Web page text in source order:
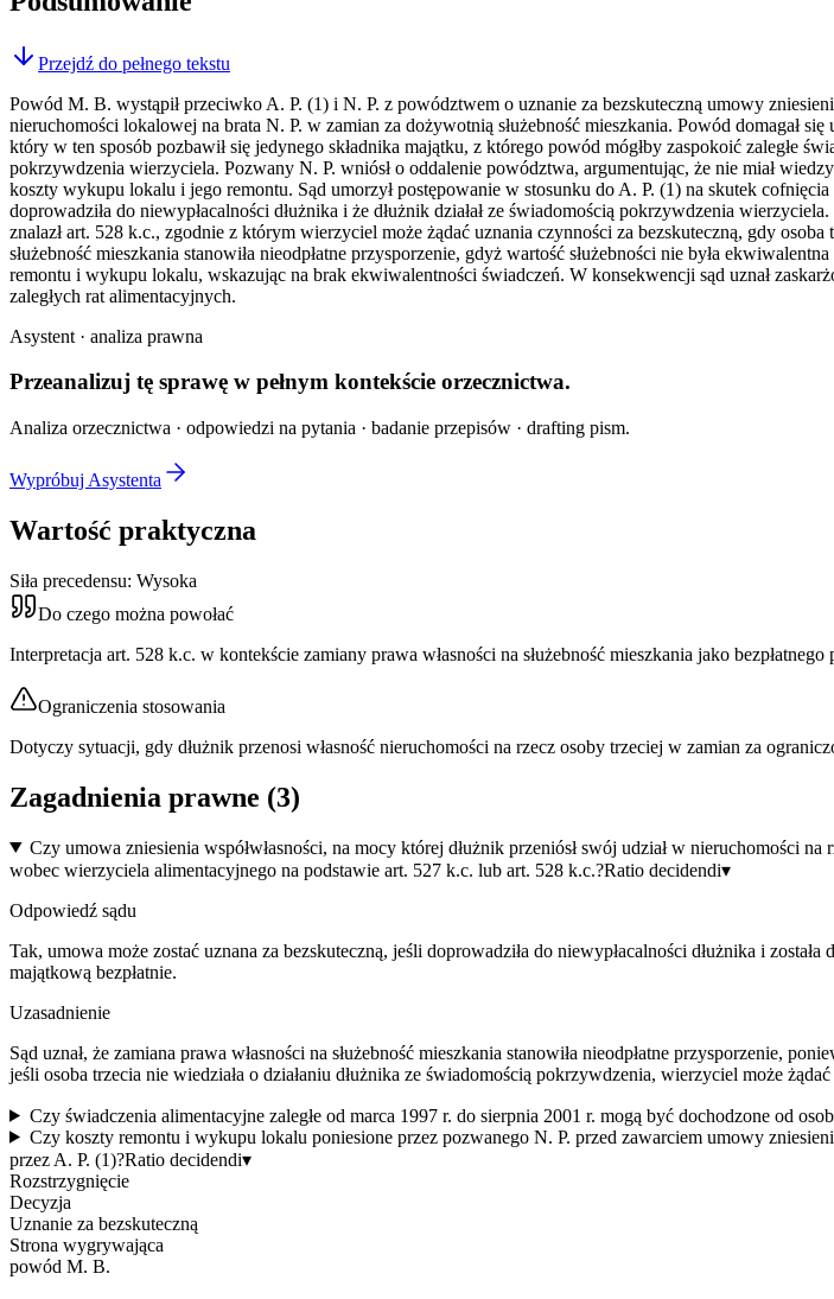
Przejdź do pełnego tekstu
Powód M. B. wystąpił przeciwko A. P. (1) i N. P. z powództwem o uznanie za bezskuteczną umowy
nieruchomości lokalowej na brata N. P. w zamian za dożywotnią służebność mieszkania. Powód domagał
który w ten sposób pozbawił się jedynego składnika majątku, z którego powód mógłby zaspokoić zaległe
pokrzywdzenia wierzyciela. Pozwany N. P. wniósł o oddalenie powództwa, argumentując, że nie miał
koszty wykupu lokalu i jego remontu. Sąd umorzył postępowanie w stosunku do A. P. (1) na skutek
doprowadziła do niewypłacalności dłużnika i że dłużnik działał ze świadomością pokrzywdzenia
znalazł art. 528 k.c., zgodnie z którym wierzyciel może żądać uznania czynności za bezskuteczną, gdy osoba
służebność mieszkania stanowiła nieodpłatne przysporzenie, gdyż wartość służebności nie była
remontu i wykupu lokalu, wskazując na brak ekwiwalentności świadczeń. W konsekwencji sąd uznał
zaległych rat alimentacyjnych.
Asystent · analiza prawna
Przeanalizuj tę sprawę w pełnym kontekście orzecznictwa.
Analiza orzecznictwa · odpowiedzi na pytania · badanie przepisów · drafting pism.
Wypróbuj Asystenta
Wartość praktyczna
Siła precedensu: Wysoka
Do czego można powołać
Interpretacja art. 528 k.c. w kontekście zamiany prawa własności na służebność mieszkania jako
Ograniczenia stosowania
Dotyczy sytuacji, gdy dłużnik przenosi własność nieruchomości na rzecz osoby trzeciej w zamian za
Zagadnienia prawne (3)
Czy umowa zniesienia współwłasności, na mocy której dłużnik przeniósł swój udział w nieruchomości
wobec wierzyciela alimentacyjnego na podstawie art. 527 k.c. lub art. 528 k.c.?Ratio decidendi▾
Odpowiedź sądu
Tak, umowa może zostać uznana za bezskuteczną, jeśli doprowadziła do niewypłacalności dłużnika i
majątkową bezpłatnie.
Uzasadnienie
Sąd uznał, że zamiana prawa własności na służebność mieszkania stanowiła nieodpłatne przysporzenie,
jeśli osoba trzecia nie wiedziała o działaniu dłużnika ze świadomością pokrzywdzenia, wierzyciel może
Czy świadczenia alimentacyjne zaległe od marca 1997 r. do sierpnia 2001 r. mogą być dochodzone od
Czy koszty remontu i wykupu lokalu poniesione przez pozwanego N. P. przed zawarciem umowy
przez A. P. (1)?Ratio decidendi▾
Rozstrzygnięcie
Decyzja
Uznanie za bezskuteczną
Strona wygrywająca
powód M. B.